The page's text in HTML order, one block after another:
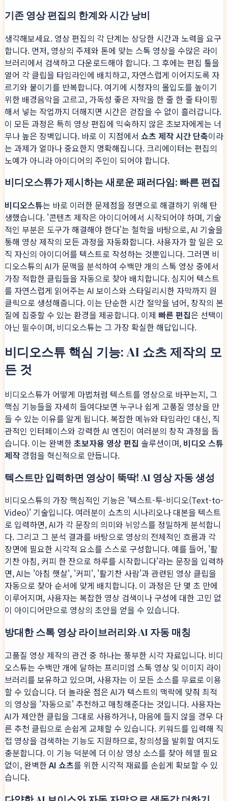
기존 영상 편집의 한계와 시간 낭비
생각해보세요. 영상 편집의 각 단계는 상당한 시간과 노력을 요구
합니다. 먼저, 영상의 주제와 톤에 맞는 스톡 영상을 수많은 라이
브러리에서 검색하고 다운로드해야 합니다. 그 후에는 편집 툴을
열어 각 클립을 타임라인에 배치하고, 자연스럽게 이어지도록 자
르기와 붙이기를 반복합니다. 여기에 시청자의 몰입도를 높이기
위한 배경음악을 고르고, 가독성 좋은 자막을 한 줄 한 줄 타이핑
해서 넣는 작업까지 더해지면 시간은 걷잡을 수 없이 흘러갑니다.
이 모든 과정은 특히 영상 편집에 익숙하지 않은 초보자에게는 너
무나 높은 장벽입니다. 바로 이 지점에서 쇼츠 제작 시간 단축이라
는 과제가 얼마나 중요한지 명확해집니다. 크리에이터는 편집의
노예가 아니라 아이디어의 주인이 되어야 합니다.
비디오스튜가 제시하는 새로운 패러다임: 빠른 편집
비디오스튜는 바로 이러한 문제점을 정면으로 해결하기 위해 탄
생했습니다. '콘텐츠 제작은 아이디어에서 시작되어야 하며, 기술
적인 부분은 도구가 해결해야 한다'는 철학을 바탕으로, AI 기술을
통해 영상 제작의 모든 과정을 자동화합니다. 사용자가 할 일은 오
직 자신의 아이디어를 텍스트로 작성하는 것뿐입니다. 그러면 비
디오스튜의 AI가 문맥을 분석하여 수백만 개의 스톡 영상 중에서
가장 적합한 클립들을 자동으로 찾아 배치합니다. 심지어 텍스트
를 자연스럽게 읽어주는 AI 보이스와 스타일리시한 자막까지 원
클릭으로 생성해줍니다. 이는 단순한 시간 절약을 넘어, 창작의 본
질에 집중할 수 있는 환경을 제공합니다. 이제 빠른 편집은 선택이
아닌 필수이며, 비디오스튜는 그 가장 확실한 해답입니다.
비디오스튜 핵심 기능: AI 쇼츠 제작의 모
든 것
비디오스튜가 어떻게 마법처럼 텍스트를 영상으로 바꾸는지, 그
핵심 기능들을 자세히 들여다보면 누구나 쉽게 고품질 영상을 만
들 수 있는 이유를 알게 됩니다. 복잡한 메뉴와 타임라인 대신, 직
관적인 인터페이스와 강력한 AI 엔진이 여러분의 창작 과정을 돕
습니다. 이는 완벽한초보자용 영상 편집 솔루션이며, 비디오 스튜
제작 경험을 혁신적으로 만듭니다.
텍스트만 입력하면 영상이 뚝딱! AI 영상 자동 생성
비디오스튜의 가장 핵심적인 기능은 '텍스트-투-비디오(Text-to-
Video)' 기술입니다. 여러분이 쇼츠의 시나리오나 대본을 텍스트
로 입력하면, AI가 각 문장의 의미와 뉘앙스를 정밀하게 분석합니
다. 그리고 그 분석 결과를 바탕으로 영상의 전체적인 흐름과 각
장면에 필요한 시각적 요소를 스스로 구성합니다. 예를 들어, '활
기찬 아침, 커피 한 잔으로 하루를 시작합니다'라는 문장을 입력하
면, AI는 '아침 햇살', '커피', '활기찬 사람'과 관련된 영상 클립을
자동으로 찾아 순서에 맞게 배치합니다. 이 과정은 단 몇 초 만에
이루어지며, 사용자는 복잡한 영상 검색이나 구성에 대한 고민 없
이 아이디어만으로 영상의 초안을 얻을 수 있습니다.
방대한 스톡 영상 라이브러리와 AI 자동 매칭
고품질 영상 제작의 관건 중 하나는 풍부한 시각 자료입니다. 비디
오스튜는 수백만 개에 달하는 프리미엄 스톡 영상 및 이미지 라이
브러리를 보유하고 있으며, 사용자는 이 모든 소스를 무료로 이용
할 수 있습니다. 더 놀라운 점은 AI가 텍스트의 맥락에 맞춰 최적
의 영상을 '자동으로' 추천하고 매칭해준다는 것입니다. 사용자는
AI가 제안한 클립을 그대로 사용하거나, 마음에 들지 않을 경우 다
른 추천 클립으로 손쉽게 교체할 수 있습니다. 키워드를 입력해 직
접 영상을 검색하는 기능도 지원하므로, 창의성을 발휘할 여지도
충분합니다. 이 기능 덕분에 더 이상 영상 소스를 찾아 헤맬 필요
없이, 완벽한AI 쇼츠를 위한 시각적 재료를 손쉽게 확보할 수 있
습니다.